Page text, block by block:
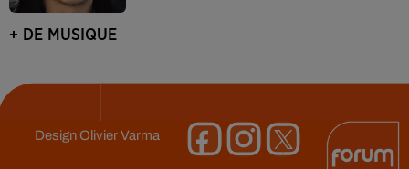
+ DE MUSIQUE
DesignOlivier Varma